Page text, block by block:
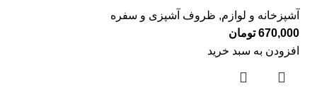
آشپزخانه و لوازم, ظروف آشپزی و سفره
670,000 تومان
افزودن به سبد خرید